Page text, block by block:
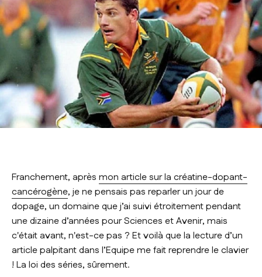
Franchement, après mon article sur la créatine-dopant-
cancérogène, je ne pensais pas reparler un jour de
dopage, un domaine que j’ai suivi étroitement pendant
une dizaine d’années pourSciences et Avenir, mais
c'était avant, n'est-ce pas ? Et voilà que la lecture d’un
article palpitant dans l’Equipeme fait reprendre le clavier
! La loi des séries, sûrement.